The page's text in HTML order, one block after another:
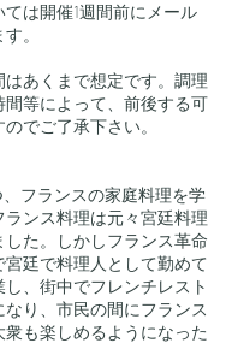
ては開催1週間前にメール
。
あくまで想定です。調理
等によって、前後する可
でご了承下さい。
フランスの家庭料理を学
ランス料理は元々宮廷料理
した。しかしフランス革命
宮廷で料理人として勤めて
、街中でフレンチレスト
り、市民の間にフランス
も楽しめるようになった